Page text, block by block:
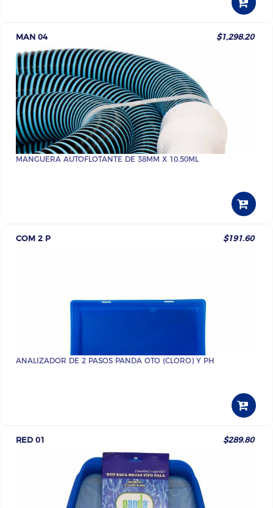
MAN 04 $1,298.20
MANGUERA AUTOFLOTANTE DE 38MM X 10.50ML
COM 2 P $191.60
ANALIZADOR DE 2 PASOS PANDA OTO (CLORO) Y PH
RED 01 $289.80